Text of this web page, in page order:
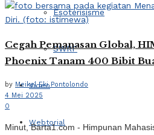
Esoterisisme
SWRF
Video
Webtorial
Cegah Pemanasan Global,
Phoenix Tanam 400 Bibit
by Meikel Eki Pontolondo
4 Mei 2025
0
Minut, Barta1.com - Himpunan